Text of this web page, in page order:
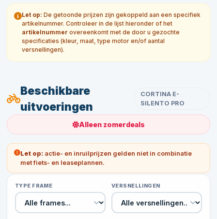
Let op: De getoonde prijzen zijn gekoppeld aan een specifiek
artikelnummer. Controleer in de lijst hieronder of het
artikelnummer overeenkomt met de door u gezochte
specificaties (kleur, maat, type motor en/of aantal
versnellingen).
Beschikbare
uitvoeringen
CORTINA E-
SILENTO PRO
Alleen zomerdeals
Let op: actie- en inruilprijzen gelden niet in combinatie
met fiets- en leaseplannen.
TYPE FRAME VERSNELLINGEN